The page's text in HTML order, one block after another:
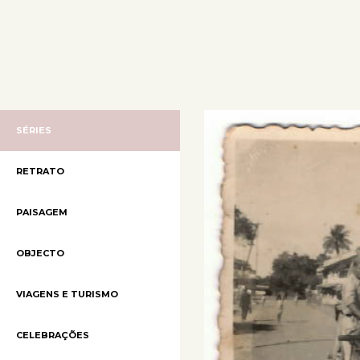
SÉRIES
RETRATO
PAISAGEM
OBJECTO
VIAGENS E TURISMO
CELEBRAÇÕES